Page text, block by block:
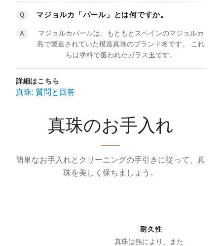
Q マジョルカ「パール」とは何ですか。
A
マジョルカパールは、もともとスペインのマジョルカ
島で製造されていた模造真珠のブランド名です。 これ
らは塗料で覆われたガラス玉です。
詳細はこちら
真珠: 質問と回答
真珠のお手入れ
簡単なお手入れとクリーニングの手引きに従って、真
珠を美しく保ちましょう。
耐久性
真珠は熱により、また